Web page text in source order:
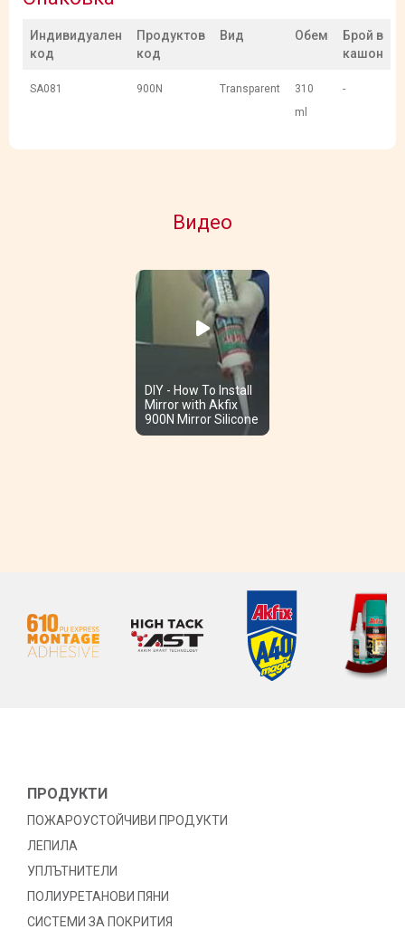
Индивидуален
код
Продуктов
код
Вид Обем
Брой в
кашон
SA081 900N Transparent
310
ml
-
Видео
DIY - How To Install
Mirror with Akfix
900N Mirror Silicone
ПРОДУКТИ
ПОЖАРОУСТОЙЧИВИ ПРОДУКТИ
ЛЕПИЛА
УПЛЪТНИТЕЛИ
ПОЛИУРЕТАНОВИ ПЯНИ
СИСТЕМИ ЗА ПОКРИТИЯ